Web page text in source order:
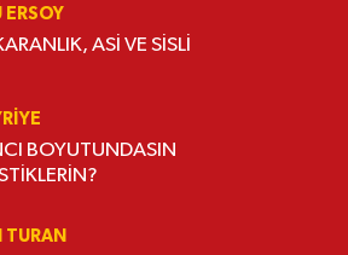
ERSOY
ASİ VE SİSLİ
TURAN